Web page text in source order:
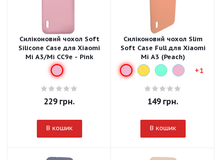
Силіконовий чохол Soft
Silicone Case для Xiaomi
Mi A3/Mi CC9e - Pink
229грн.
В кошик
Силіконовий чохол Slim
Soft Case Full для Xiaomi
Mi A3 (Peach)
+1
149грн.
В кошик